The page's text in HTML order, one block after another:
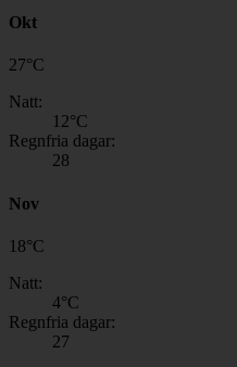
Okt
27°C
Natt:
12°C
Regnfria dagar:
28
Nov
18°C
Natt:
4°C
Regnfria dagar:
27